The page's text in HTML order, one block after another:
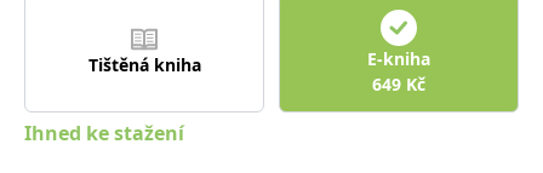
Tištěná kniha
E-kniha
649 Kč
Ihned ke stažení